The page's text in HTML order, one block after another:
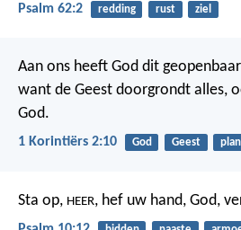
Psalm 62:2 redding rust ziel
Aan ons heeft God dit
want de Geest doorgrondt alles,
God.
1 Korintiërs 2:10 God Geest
Sta op, HEER, hef uw hand, God,